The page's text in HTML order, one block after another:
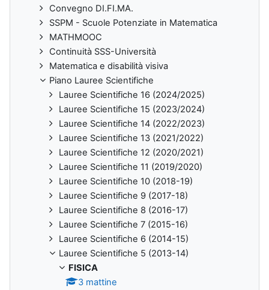
Convegno DI.FI.MA.
SSPM - Scuole Potenziate in Matematica
MATHMOOC
Continuità SSS-Università
Matematica e disabilità visiva
Piano Lauree Scientifiche
Lauree Scientifiche 16 (2024/2025)
Lauree Scientifiche 15 (2023/2024)
Lauree Scientifiche 14 (2022/2023)
Lauree Scientifiche 13 (2021/2022)
Lauree Scientifiche 12 (2020/2021)
Lauree Scientifiche 11 (2019/2020)
Lauree Scientifiche 10 (2018-19)
Lauree Scientifiche 9 (2017-18)
Lauree Scientifiche 8 (2016-17)
Lauree Scientifiche 7 (2015-16)
Lauree Scientifiche 6 (2014-15)
Lauree Scientifiche 5 (2013-14)
FISICA
3 mattine